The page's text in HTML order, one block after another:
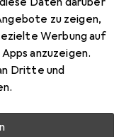
zu zeigen,
Werbung auf
anzuzeigen.
Dritte und
Produkt vidaXL